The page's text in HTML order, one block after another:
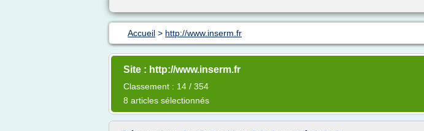
Accueil > http://www.inserm.fr
Site : http://www.inserm.fr
Classement : 14 / 354
8 articles sélectionnés